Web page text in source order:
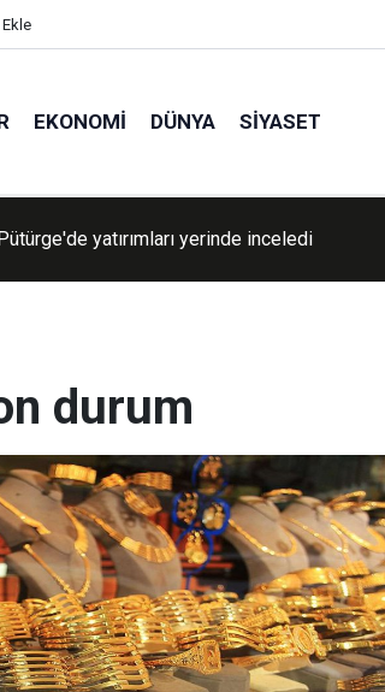
EKONOMI DÜNYA SIYASET
durum